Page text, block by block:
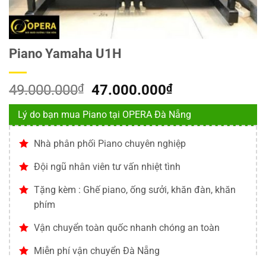
Piano Yamaha U1H
49.000.000₫
Giá
gốc
là:
49.000.000₫.
47.000.000₫Giá
hiện
tại
là:
47.000.000₫.
Lý do bạn mua Piano tại OPERA Đà Nẵng
Nhà phân phối Piano chuyên nghiệp
Đội ngũ nhân viên tư vấn nhiệt tình
Tặng kèm : Ghế piano, ống sưởi, khăn đàn, khăn
phím
Vận chuyển toàn quốc nhanh chóng an toàn
Miễn phí vận chuyển Đà Nẵng